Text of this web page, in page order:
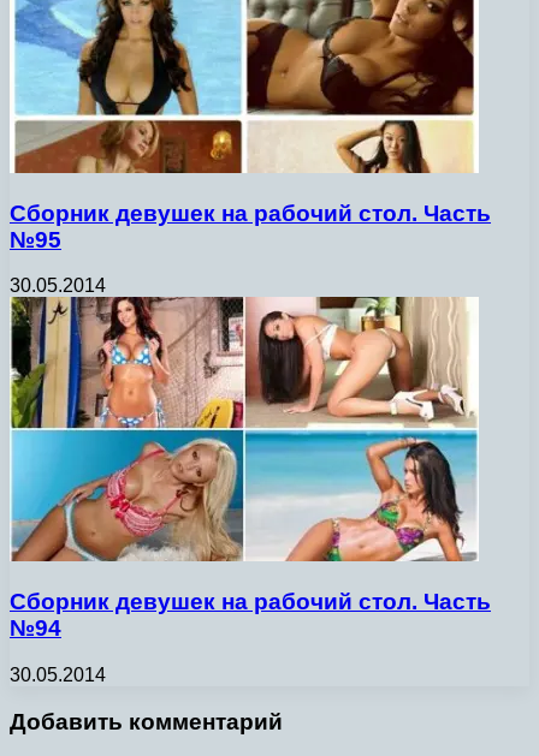
Сборник девушек на рабочий стол. Часть
№95
30.05.2014
Сборник девушек на рабочий стол. Часть
№94
30.05.2014
Добавить комментарий